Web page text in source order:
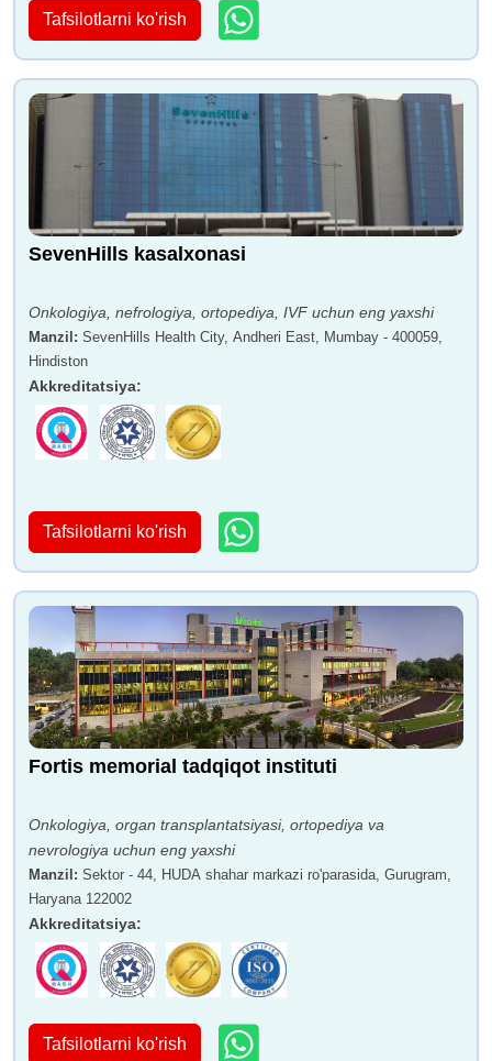
Tafsilotlarni ko'rish
SevenHills kasalxonasi
Onkologiya, nefrologiya, ortopediya, IVF uchun eng yaxshi
Manzil : SevenHills Health City, Andheri East, Mumbay - 400059,
Hindiston
Akkreditatsiya:
Tafsilotlarni ko'rish
Fortis memorial tadqiqot instituti
Onkologiya, organ transplantatsiyasi, ortopediya va
nevrologiya uchun eng yaxshi
Manzil : Sektor - 44, HUDA shahar markazi ro'parasida, Gurugram,
Haryana 122002
Akkreditatsiya:
Tafsilotlarni ko'rish